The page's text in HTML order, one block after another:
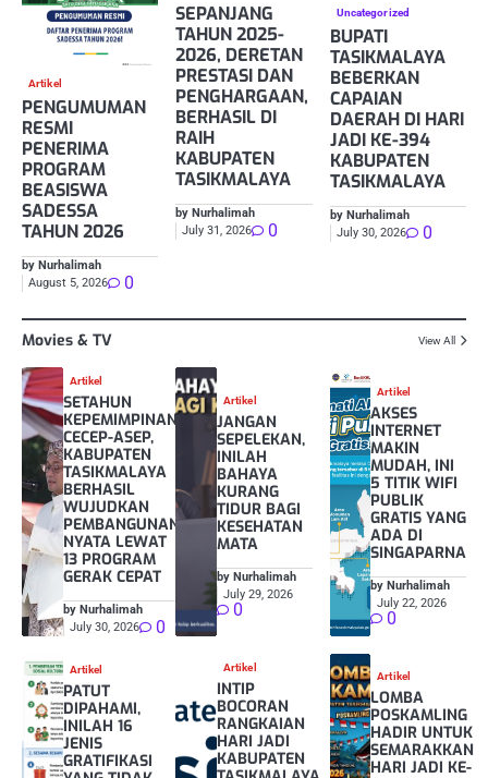
Artikel
PENGUMUMAN
RESMI
PENERIMA
PROGRAM
BEASISWA
SADESSA
TAHUN 2026
by Nurhalimah
August 5, 2026
0
SEPANJANG
TAHUN 2025-
2026, DERETAN
PRESTASI DAN
PENGHARGAAN,
BERHASIL DI
RAIH
KABUPATEN
TASIKMALAYA
by Nurhalimah
July 31, 2026
0
Uncategorized
BUPATI
TASIKMALAYA
BEBERKAN
CAPAIAN
DAERAH DI HARI
JADI KE-394
KABUPATEN
TASIKMALAYA
by Nurhalimah
July 30, 2026
0
Movies & TV View All
Artikel
SETAHUN
KEPEMIMPINAN
CECEP-ASEP,
KABUPATEN
TASIKMALAYA
BERHASIL
WUJUDKAN
PEMBANGUNAN
NYATA LEWAT
13 PROGRAM
GERAK CEPAT
by Nurhalimah
July 30, 2026
0
Artikel
JANGAN
SEPELEKAN,
INILAH
BAHAYA
KURANG
TIDUR BAGI
KESEHATAN
MATA
by Nurhalimah
July 29, 2026
0
Artikel
AKSES
INTERNET
MAKIN
MUDAH, INI
5 TITIK WIFI
PUBLIK
GRATIS YANG
ADA DI
SINGAPARNA
by Nurhalimah
July 22, 2026
0
Artikel
PATUT
DIPAHAMI,
INILAH 16
JENIS
GRATIFIKASI
Artikel
INTIP
BOCORAN
RANGKAIAN
HARI JADI
KABUPATEN
Artikel
LOMBA
POSKAMLING
HADIR UNTUK
SEMARAKKAN
HARI JADI KE-